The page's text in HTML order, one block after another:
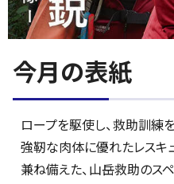
今月の表紙
ロープを駆使し、救助訓練
強靭な肉体に優れたレスキ
兼ね備えた、山岳救助のスペ